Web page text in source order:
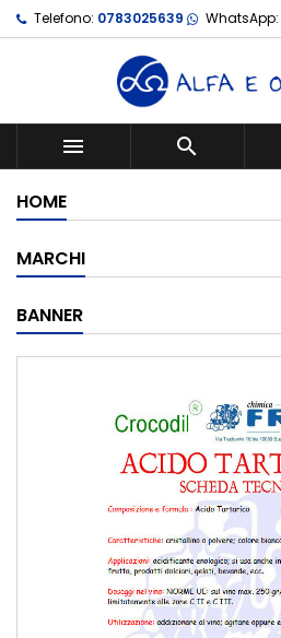
Telefono: 0783025639 WhatsApp:
 
HOME
MARCHI
BANNER